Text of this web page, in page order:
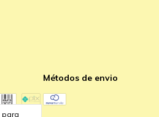
para
Métodos de envio